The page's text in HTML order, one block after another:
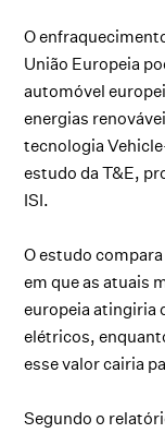
O
União Europeia
automóvel
energias
tecnologia
estudo da T&E,
ISI.
O estudo
em que as atuais
europeia atingiria
elétricos,
esse valor cairia
Segundo o